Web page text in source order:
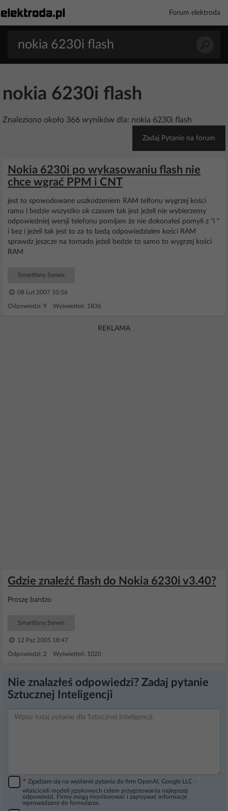
Forum elektroda
nokia 6230i flash
Znaleziono około 366 wyników dla: nokia 6230i flash
Zadaj Pytanie na forum
Nokia 6230i po wykasowaniu flash nie
chce wgrać PPM i CNT
jest to spowodowane uszkodzeniem RAM telfonu wygrzej kości
ramu i bedzie wszystko ok czasem tak jest jeżeli nie wybierzemy
odpowiedniej wersji telefonu pomijam że nie dokonałeś pomyłi z "i "
i bez i jeżeli tak jest to za to bedą odpowiedzialen kości RAM
sprawdz jeszcze na tornado jeżeli bedzie to samo to wygrzej kości
RAM
Smartfony Serwis
08 Lut 2007 10:56
Odpowiedzi: 9 Wyświetleń: 1836
REKLAMA
Gdzie znaleźć flash do Nokia 6230i v3.40?
Proszę bardzo
Smartfony Serwis
12 Paź 2005 18:47
Odpowiedzi: 2 Wyświetleń: 1020
Nie znalazłeś odpowiedzi? Zadaj pytanie
Sztucznej Inteligencji
* Zgadzam się na wysłanie pytania do firm OpenAI, Google LLC -
właścicieli modeli językowych celem przygotowania najlepszej
odpowiedzi. Firmy mogą monitorować i zapisywać informacje
wprowadzane do formularza.